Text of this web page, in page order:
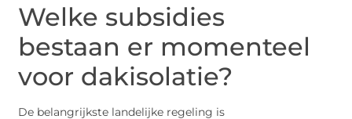
Welke subsidies
bestaan er momenteel
voor dakisolatie?
De belangrijkste landelijke regeling is